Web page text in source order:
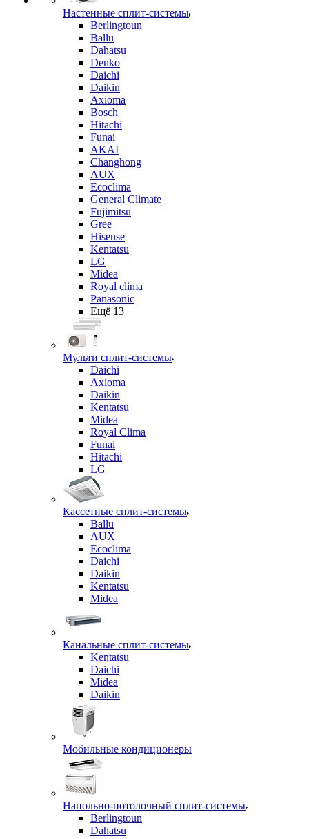
Настенные сплит-системы
Berlingtoun
Ballu
Dahatsu
Denko
Daichi
Daikin
Axioma
Bosch
Hitachi
Funai
AKAI
Changhong
AUX
Ecoclima
General Climate
Fujimitsu
Gree
Hisense
Kentatsu
LG
Midea
Royal clima
Panasonic
Ещё 13
Мульти сплит-системы
Daichi
Axioma
Daikin
Kentatsu
Midea
Royal Clima
Funai
Hitachi
LG
Кассетные сплит-системы
Ballu
AUX
Ecoclima
Daichi
Daikin
Kentatsu
Midea
Канальные сплит-системы
Kentatsu
Daichi
Midea
Daikin
Мобильные кондиционеры
Напольно-потолочный сплит-системы
Berlingtoun
Dahatsu